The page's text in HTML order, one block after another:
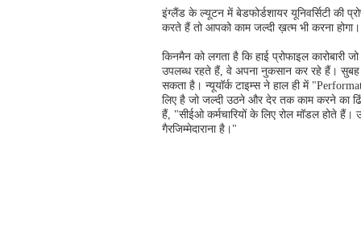
इंग्लैंड के ल्यूटन में बेडफोर्डशायर यूनिवर्सिटी
करते हैं तो आपको काम जल्दी ख़त्म भी करना
किनमैन को लगता है कि हाई प्रोफाइल
उपलब्ध रहते हैं, वे अपना नुकसान कर रहे हैं। सुबह
सकता है। न्यूयॉर्क टाइम्स ने हाल ही में
लिए है जो जल्दी उठने और देर तक काम करने का
हैं, "सीईओ कर्मचारियों के लिए रोल मॉडल होते
गैरजिम्मेदाराना है।"